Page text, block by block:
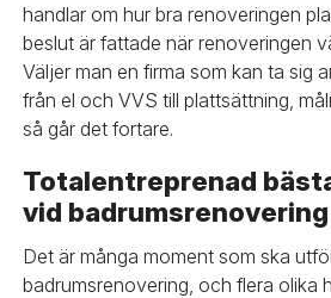
handlar om hur bra renoveringen
beslut är fattade när renoveringen
Väljer man en firma som kan ta sig
från el och VVS till plattsättning,
så går det fortare.
Totalentreprenad
vid badrumsrenovering
Det är många moment som ska
badrumsrenovering, och flera olika